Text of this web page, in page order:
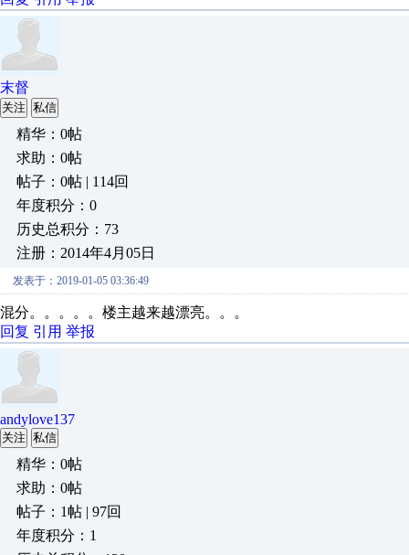
末督
关注 私信
精华：0帖
求助：0帖
帖子：0帖 | 114回
年度积分：0
历史总积分：73
注册：2014年4月05日
发表于：2019-01-05 03:36:49
混分。。。。。楼主越来越漂亮。。。
回复 引用 举报
andylove137
关注 私信
精华：0帖
求助：0帖
帖子：1帖 | 97回
年度积分：1